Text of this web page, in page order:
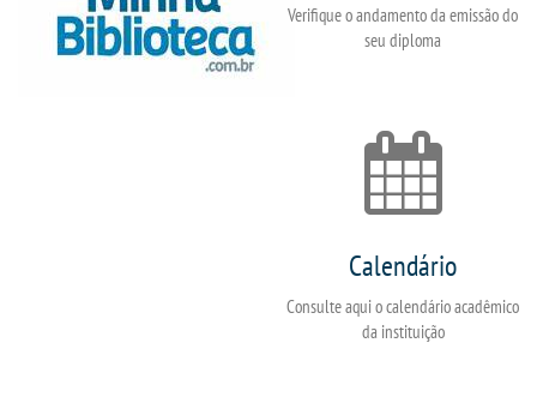
Verifique o andamento da emissão do
seu diploma
Calendário
Consulte aqui o calendário acadêmico
da instituição